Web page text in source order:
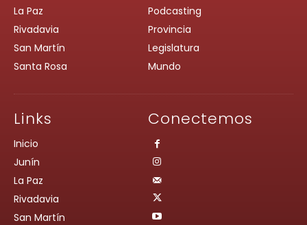
La Paz
Rivadavia
San Martín
Santa Rosa
Podcasting
Provincia
Legislatura
Mundo
Links
Inicio
Junín
La Paz
Rivadavia
San Martín
Conectemos